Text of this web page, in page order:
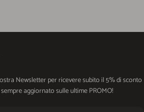
Newsletter per ricevere subito il 5% di sconto
aggiornato sulle ultime PROMO!